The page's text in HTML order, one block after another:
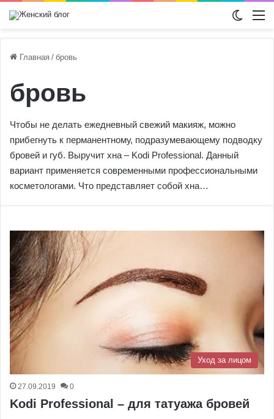
Главная / бровь
бровь
Чтобы не делать ежедневный свежий макияж, можно
прибегнуть к перманентному, подразумевающему подводку
бровей и губ. Выручит хна – Kodi Professional. Данный
вариант применяется современными профессиональными
косметологами. Что представляет собой хна…
Уход за лицом
27.09.2019 0
Kodi Professional – для татуажа бровей